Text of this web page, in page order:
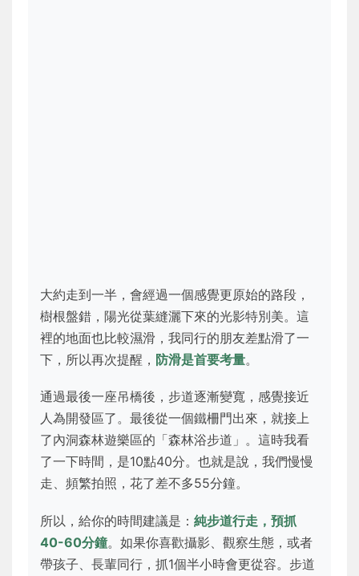
大約走到一半，會經過一個感覺更原始的路段，
樹根盤錯，陽光從葉縫灑下來的光影特別美。這
裡的地面也比較濕滑，我同行的朋友差點滑了一
下，所以再次提醒， 防滑是首要考量。
通過最後一座吊橋後，步道逐漸變寬，感覺接近
人為開發區了。最後從一個鐵柵門出來，就接上
了內洞森林遊樂區的「森林浴步道」。這時我看
了一下時間，是10點40分。也就是說，我們慢慢
走、頻繁拍照，花了差不多55分鐘。
所以，給你的時間建議是： 純步道行走，預抓
40-60分鐘。如果你喜歡攝影、觀察生態，或者
帶孩子、長輩同行，抓1個半小時會更從容。步道